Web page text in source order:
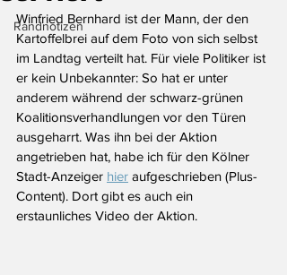
Randnotizen
Winfried Bernhard ist der Mann, der den
Kartoffelbrei auf dem Foto von sich selbst
im Landtag verteilt hat. Für viele Politiker ist
er kein Unbekannter: So hat er unter
anderem während der schwarz-grünen
Koalitionsverhandlungen vor den Türen
ausgeharrt. Was ihn bei der Aktion
angetrieben hat, habe ich für den Kölner
Stadt-Anzeiger hier aufgeschrieben (Plus-
Content). Dort gibt es auch ein
erstaunliches Video der Aktion.